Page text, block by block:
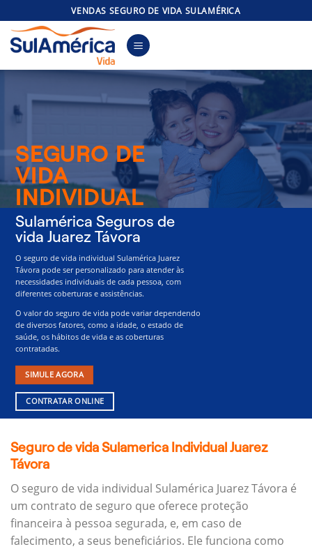
to
content
VENDAS SEGURO DE VIDA SULAMÉRICA
SEGURO DE
VIDA
INDIVIDUAL
Sulamérica Seguros de
vida Juarez Távora
O seguro de vida individual Sulamérica Juarez
Távora pode ser personalizado para atender às
necessidades individuais de cada pessoa, com
diferentes coberturas e assistências.
O valor do seguro de vida pode variar dependendo
de diversos fatores, como a idade, o estado de
saúde, os hábitos de vida e as coberturas
contratadas.
SIMULE AGORA
CONTRATAR ONLINE
Seguro de vida Sulamerica Individual Juarez
Távora
O seguro de vida individual Sulamérica Juarez Távora é
um contrato de seguro que oferece proteção
financeira à pessoa segurada, e, em caso de
falecimento, a seus beneficiários. Ele funciona como